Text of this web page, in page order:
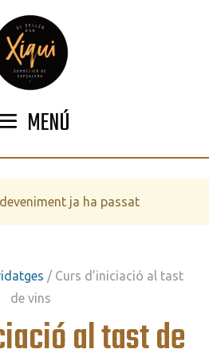
MENÚ
ja ha passat
/ Curs d’iniciació al tast
de vins
al tast de